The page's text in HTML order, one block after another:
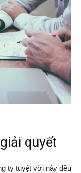
quyết
ty tuyệt vời này đều